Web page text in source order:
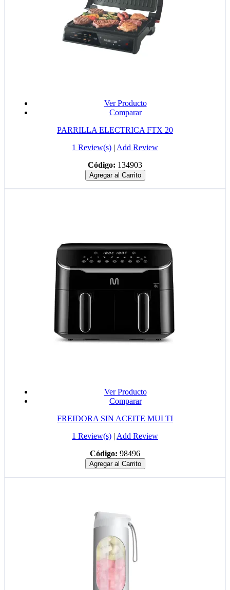
Ver Producto
Comparar
PARRILLA ELECTRICA FTX 20
1 Review(s) | Add Review
Código: 134903
Agregar al Carrito
Ver Producto
Comparar
FREIDORA SIN ACEITE MULTI
1 Review(s) | Add Review
Código: 98496
Agregar al Carrito